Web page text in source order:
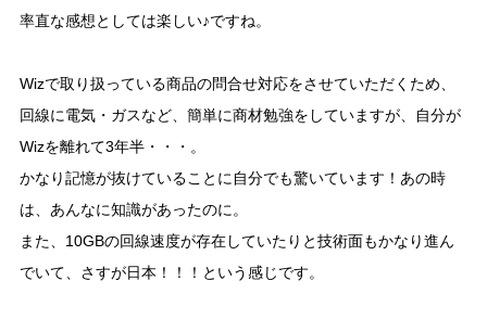
率直な感想としては楽しい♪ですね。
Wizで取り扱っている商品の問合せ対応をさせていただくため、
回線に電気・ガスなど、簡単に商材勉強をしていますが、自分が
Wizを離れて3年半・・・。
かなり記憶が抜けていることに自分でも驚いています！あの時
は、あんなに知識があったのに。
また、10GBの回線速度が存在していたりと技術面もかなり進ん
でいて、さすが日本！！！という感じです。